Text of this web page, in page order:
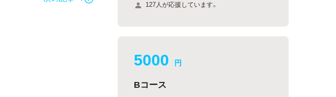
127人が応援しています。
5000 円
Bコース